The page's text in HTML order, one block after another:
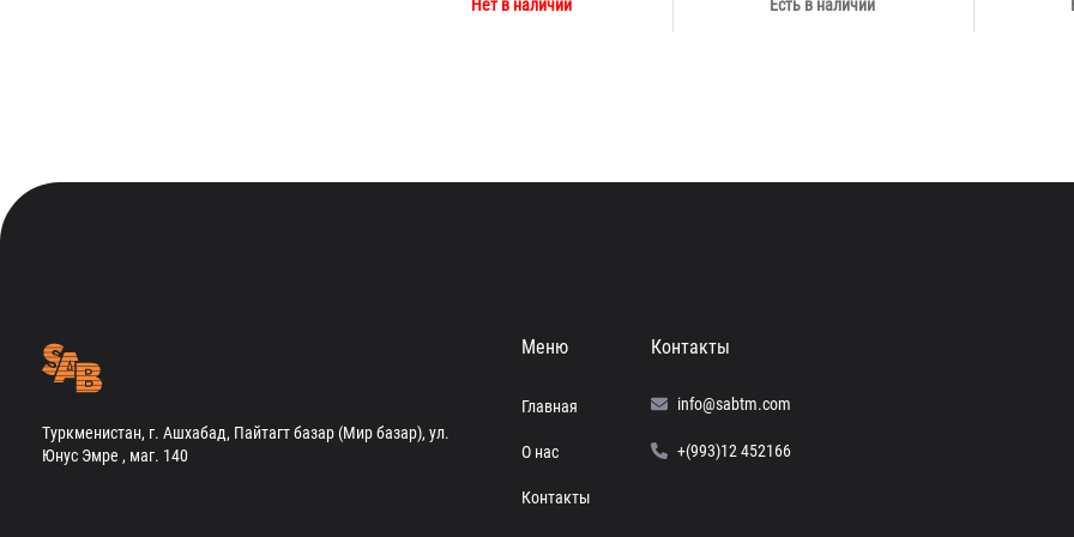
Нет в наличии Есть в наличии
Туркменистан, г. Ашхабад, Пайтагт базар (Мир базар), ул.
Юнус Эмре , маг. 140
Меню
Главная
О нас
Контакты
Контакты
info@sabtm.com
+(993)12 452166